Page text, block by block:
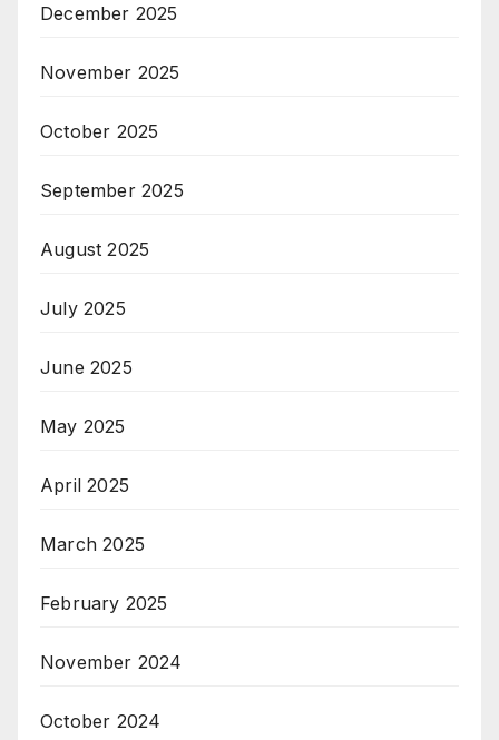
December 2025
November 2025
October 2025
September 2025
August 2025
July 2025
June 2025
May 2025
April 2025
March 2025
February 2025
November 2024
October 2024